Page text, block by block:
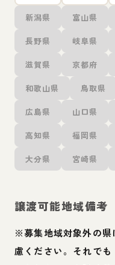
新潟県 富山県
長野県 岐阜県
滋賀県 京都府
和歌山県 鳥取県
広島県 山口県
高知県 福岡県
大分県 宮崎県
譲渡可能地域備考
※募集地域対象外の県
慮ください。それで